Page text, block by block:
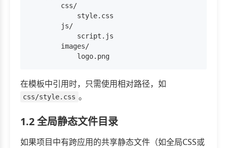
        css/
            style.css
        js/
            script.js
        images/
在模板中引用时，只需使用相对路径，如
css/style.css 。
1.2 全局静态文件目录
如果项目中有跨应用的共享静态文件（如全局CSS或